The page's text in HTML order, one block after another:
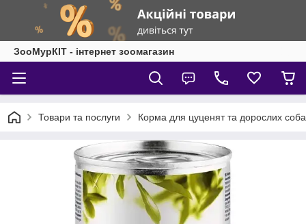
ЗооМурКІТ - інтернет зоомагазин
Товари та послуги Корма для цуценят та дорослих